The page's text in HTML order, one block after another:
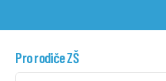
Pro rodiče ZŠ